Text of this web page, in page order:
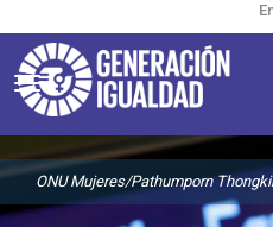
al
contenido
principal
User
account
menu
Toggle
navigation
ONU Mujeres/Pathumporn